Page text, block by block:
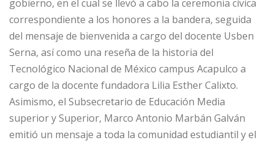
gobierno, en el cual se llevó a cabo la ceremonia cívica
correspondiente a los honores a la bandera, seguida
del mensaje de bienvenida a cargo del docente Usben
Serna, así como una reseña de la historia del
Tecnológico Nacional de México campus Acapulco a
cargo de la docente fundadora Lilia Esther Calixto.
Asimismo, el Subsecretario de Educación Media
superior y Superior, Marco Antonio Marbán Galván
emitió un mensaje a toda la comunidad estudiantil y el